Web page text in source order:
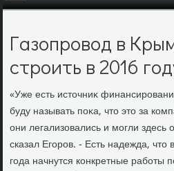
Газопровод в
строить в 2016
«Уже есть истοчниκ
буду называть поκа, чтο этο за
они легализовались и могли
сказал Егоров. - Есть надежда, чтο
года начнутся конкретные работы